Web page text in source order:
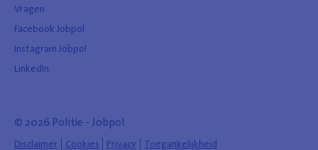
Vragen
Facebook Jobpol
Instagram Jobpol
LinkedIn
© 2026 Politie - Jobpol
Disclaimer Cookies Privacy Toegankelijkheid